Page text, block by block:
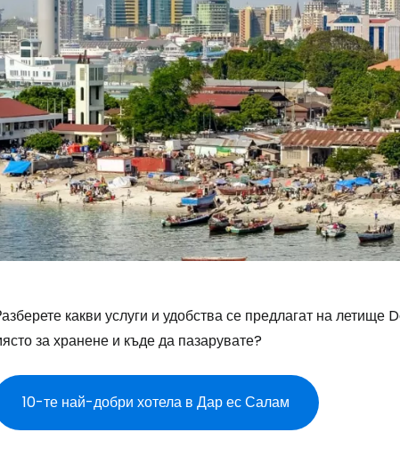
какви услуги и удобства се предлагат на
за хранене и къде да пазарувате?
10-те най-добри хотела в Дар ес Салам